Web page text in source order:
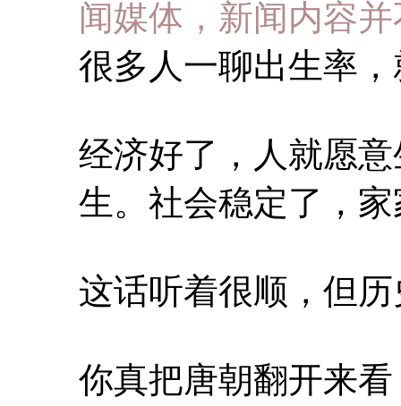
闻媒体，新闻内容
很多人一聊出生率
经济好了，人就愿
生。社会稳定了，
这话听着很顺，但
你真把唐朝翻开来